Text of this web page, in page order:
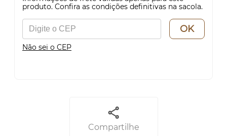
produto. Confira as condições definitivas na sacola.
OK
Não sei o CEP
Compartilhe